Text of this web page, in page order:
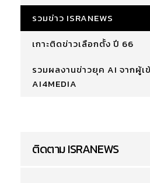
รวมข่าว ISRANEWS
เกาะติดข่าวเลือกตั้ง ปี 66
รวมผลงานข่าวยุค AI จากผู้
AI4MEDIA
ติดตาม ISRANEWS